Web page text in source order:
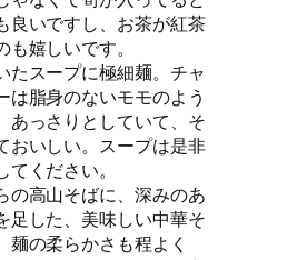
良いですし、お茶が紅茶
も嬉しいです。
たスープに極細麺。チャ
は脂身のないモモのよう
あっさりとしていて、そ
おいしい。スープは是非
てください。
の高山そばに、深みのあ
足した、美味しい中華そ
麺の柔らかさも程よく